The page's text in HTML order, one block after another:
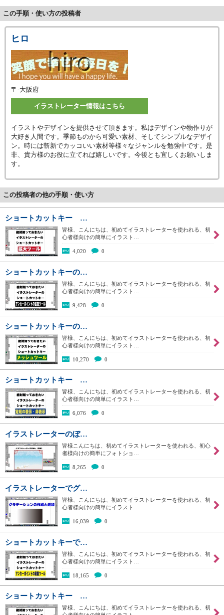
この手順・使い方の投稿者
ヒロ
〒-大阪府
イラストレーター情報はこちら
イラストやデザインを提供させて頂きます。私はデザインや物作りが
大好き人間です。季節ものから可愛い素材、そしてシンプルなデザイ
ン。時には斬新でカッコいい素材等様々なジャンルを勉強中です。是
非、貴方様のお役に立てれば嬉しいです。今後とも宜しくお願いしま
す。
この投稿者の他の手順・使い方
ショートカットキー …
皆様、こんにちは、初めてイラストレーターを使われる、初
心者様向けの簡単にイラスト…
4,020 0
ショートカットキーの…
皆様、こんにちは、初めてイラストレーターを使われる、初
心者様向けの簡単にイラスト…
9,428 0
ショートカットキーの…
皆様、こんにちは、初めてイラストレーターを使われる、初
心者様向けの簡単にイラスト…
10,270 0
ショートカットキー …
皆様、こんにちは、初めてイラストレーターを使われる、初
心者様向けの簡単にイラスト…
6,076 0
イラストレーターのぼ…
皆様こんにちは、初めてイラストレーターを使われる、初心
者様向けの簡単にフォトショ…
8,265 0
イラストレーターでグ…
皆様、こんにちは、初めてイラストレーターを使われる、初
心者様向けの簡単にイラスト…
16,039 0
ショートカットキーで…
皆様、こんにちは、初めてイラストレーターを使われる、初
心者様向けの簡単にイラスト…
18,165 0
ショートカットキー …
皆様、こんにちは、初めてイラストレーターを使われる、初